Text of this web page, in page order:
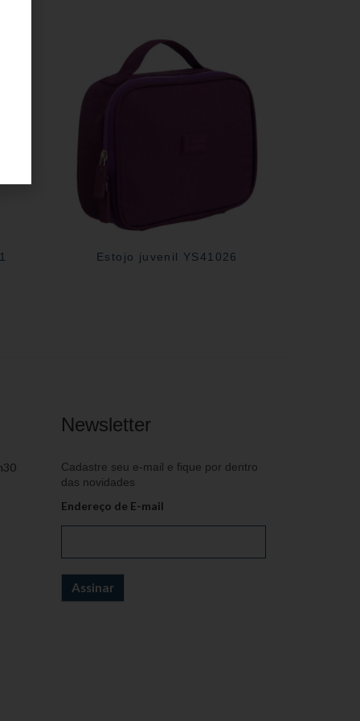
Estojo juvenil YS41026
Newsletter
Cadastre seu e-mail e fique por dentro
das novidades
Endereço de E-mail